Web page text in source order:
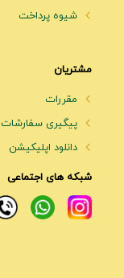
شیوه پرداخت
مشتریان
مقررات
پیگیری سفارشات
دانلود اپلیکیشن
شبکه های اجتماعی